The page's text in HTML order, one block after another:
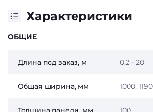
Характеристики
ОБЩИЕ
Длина под заказ, м 0,2 - 20
Общая ширина, мм 1000, 1190
Толщина панели, мм 100